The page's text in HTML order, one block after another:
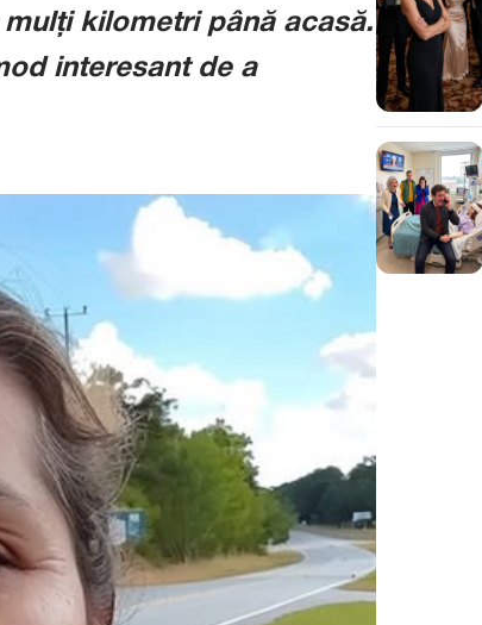
kilometri până acasă.
interesant de a